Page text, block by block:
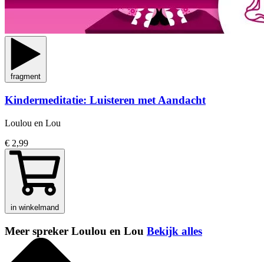
fragment
Kindermeditatie: Luisteren met Aandacht
Loulou en Lou
€ 2,99
in winkelmand
Meer spreker Loulou en Lou Bekijk alles